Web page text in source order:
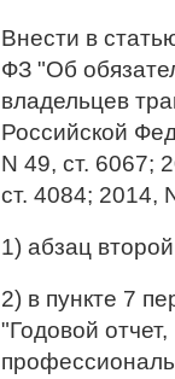
Внести в
ФЗ "Об
владельцев
Российской
N 49, ст. 6067;
ст. 4084; 2014,
1) абзац
2) в пункте 7
"Годовой